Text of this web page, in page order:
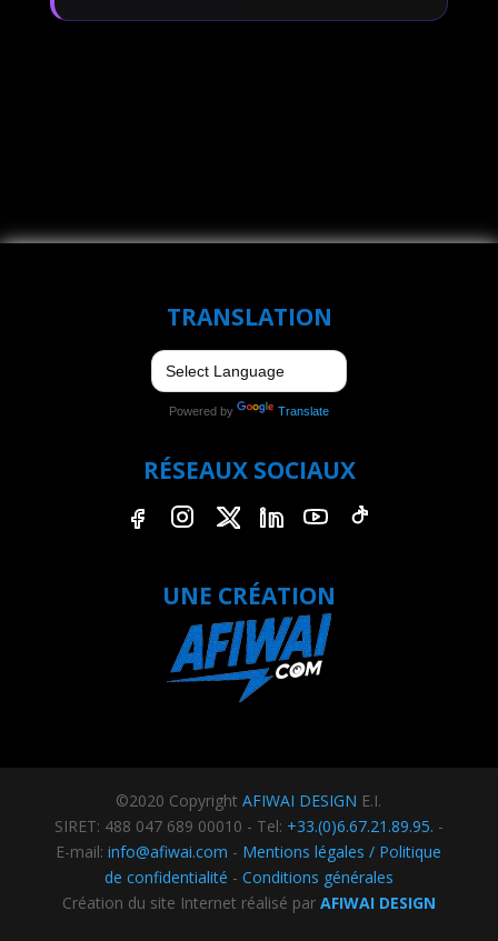
TRANSLATION
Powered by Translate
RÉSEAUX SOCIAUX
FacebookInstagram
X LinkedInYouTubeTikTok
UNE CRÉATION
©2020 CopyrightAFIWAI DESIGN E.I.
SIRET: 488 047 689 00010 - Tel: +33.(0)6.67.21.89.95. -
E-mail:info@afiwai.com - Mentions légales / Politique
de confidentialité - Conditions générales
Création du site Internet réalisé par AFIWAI DESIGN